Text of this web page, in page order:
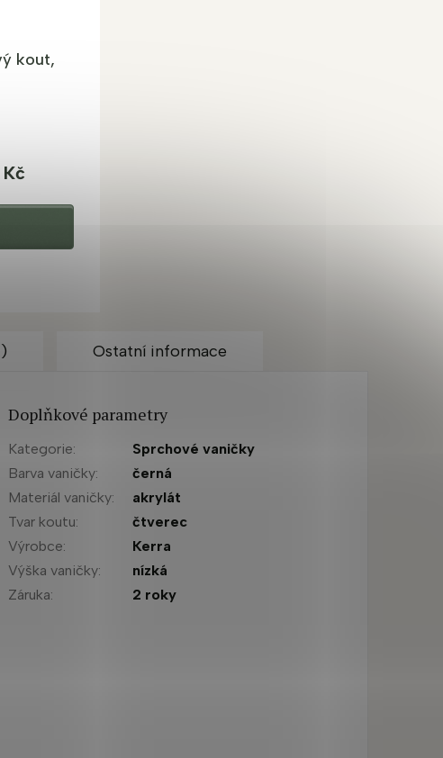
kout,
Ostatní informace
Doplňkové parametry
Kategorie:
Sprchové vaničky
Barva vaničky:
černá
Materiál vaničky:
akrylát
Tvar koutu:
čtverec
Výrobce:
Kerra
Výška vaničky:
nízká
Záruka: 2 roky